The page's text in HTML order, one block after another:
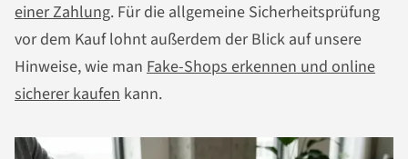
einer Zahlung. Für die allgemeine Sicherheitsprüfung
vor dem Kauf lohnt außerdem der Blick auf unsere
Hinweise, wie man Fake-Shops erkennen und online
sicherer kaufen kann.